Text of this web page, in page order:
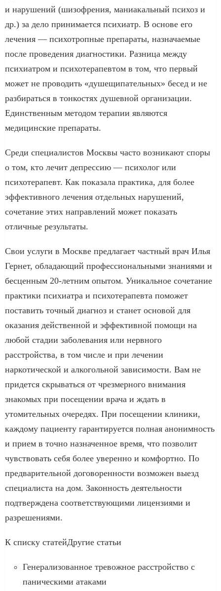
и нарушений (шизофрения, маниакальный психоз и
др.) за дело принимается психиатр. В основе его
лечения — психотропные препараты, назначаемые
после проведения диагностики. Разница между
психиатром и психотерапевтом в том, что первый
может не проводить «душещипательных» бесед и не
разбираться в тонкостях душевной организации.
Единственным методом терапии являются
медицинские препараты.
Среди специалистов Москвы часто возникают споры
о том, кто лечит депрессию — психолог или
психотерапевт. Как показала практика, для более
эффективного лечения отдельных нарушений,
сочетание этих направлений может показать
отличные результаты.
Свои услуги в Москве предлагает частный врач Илья
Гернет, обладающий профессиональными знаниями и
бесценным 20-летним опытом. Уникальное сочетание
практики психиатра и психотерапевта поможет
поставить точный диагноз и станет основой для
оказания действенной и эффективной помощи на
любой стадии заболевания или нервного
расстройства, в том числе и при лечении
наркотической и алкогольной зависимости. Вам не
придется скрываться от чрезмерного внимания
знакомых при посещении врача и ждать в
утомительных очередях. При посещении клиники,
каждому пациенту гарантируется полная анонимность
и прием в точно назначенное время, что позволит
чувствовать себя более уверенно и комфортно. По
предварительной договоренности возможен выезд
специалиста на дом. Законность деятельности
подтверждена соответствующими лицензиями и
разрешениями.
К списку статейДругие статьи
Генерализованное тревожное расстройство с
паническими атаками